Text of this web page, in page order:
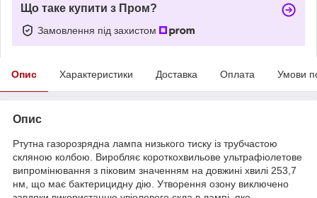
Що таке купити з Пром?
Замовлення під захистом
Опис Характеристики Доставка Оплата Умови
Опис
Ртутна газорозрядна лампа низького тиску із трубчастою
скляною колбою. Виробляє короткохвильове ультрафіолетове
випромінювання з піковим значенням на довжині хвилі 253,7
нм, що має бактерицидну дію. Утворення озону виключено